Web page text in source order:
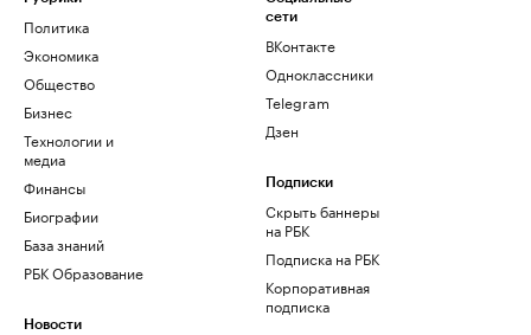
Политика
Экономика
Общество
Бизнес
Технологии и
медиа
Финансы
Биографии
База знаний
РБК Образование
Новости
сети
ВКонтакте
Одноклассники
Telegram
Дзен
Подписки
Скрыть баннеры
на РБК
Подписка на РБК
Корпоративная
подписка